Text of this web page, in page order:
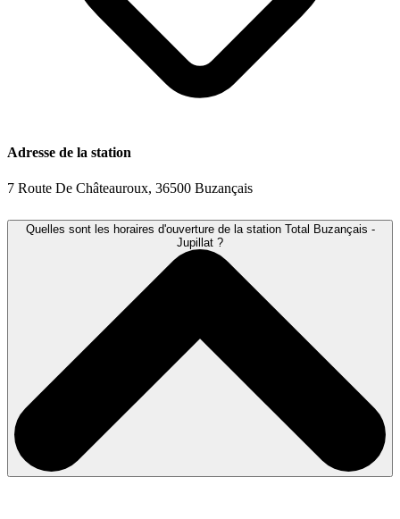
Adresse de la station
7 Route De Châteauroux, 36500 Buzançais
Quelles sont les horaires d'ouverture de la station Total Buzançais -
Jupillat ?